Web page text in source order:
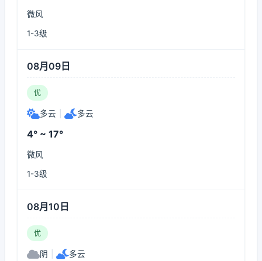
微风
1-3级
08月09日
优
多云 多云
4° ~ 17°
微风
1-3级
08月10日
优
阴 多云